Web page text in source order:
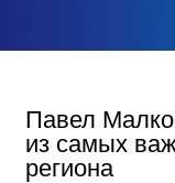
Павел
из самых
региона